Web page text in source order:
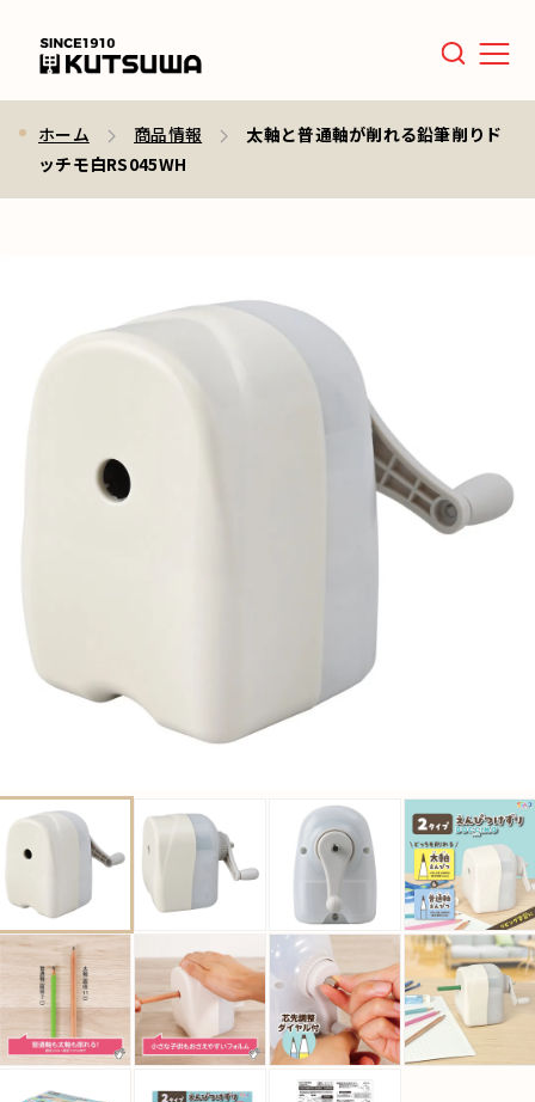
Menu
ホーム 商品情報
太軸と普通軸が削れる鉛筆削りド
ッチモ白RS045WH